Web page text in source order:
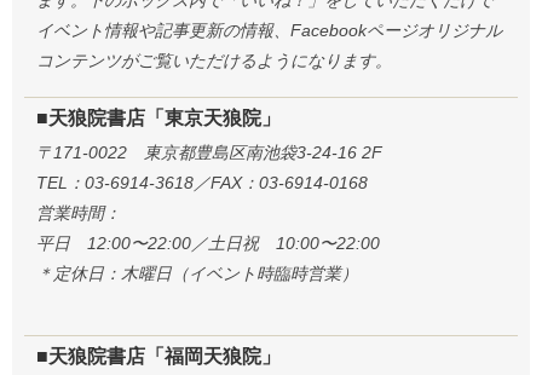
イベント情報や記事更新の情報、Facebookページオリジナル
コンテンツがご覧いただけるようになります。
■天狼院書店「東京天狼院」
〒171-0022 東京都豊島区南池袋3-24-16 2F
TEL：03-6914-3618／FAX：03-6914-0168
営業時間：
平日 12:00〜22:00／土日祝 10:00〜22:00
＊定休日：木曜日（イベント時臨時営業）
■天狼院書店「福岡天狼院」